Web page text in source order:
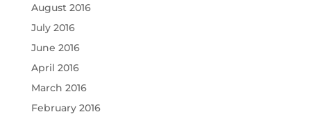
August 2016
July 2016
June 2016
April 2016
March 2016
February 2016